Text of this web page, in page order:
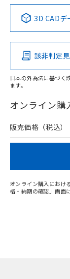
Pb
在庫等で未対応
問い合わせくだ
その他の
3D CADデ
該非判定
日本の外為法に基づく
ます。
オンライン購
販売価格（税込）
オンライン購入におけ
格・納期の確認」画面